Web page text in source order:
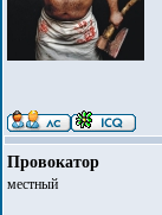
Провокатор
местный